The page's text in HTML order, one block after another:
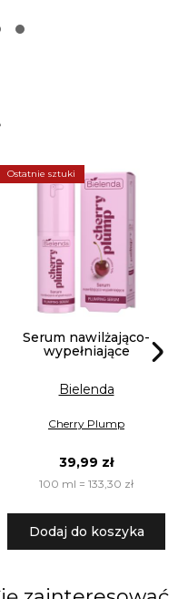
Ostatnie sztuki
Serum nawilżająco-
wypełniające
Bielenda
Cherry Plump
39,99 zł
100 ml = 133,30 zł
Dodaj do koszyka